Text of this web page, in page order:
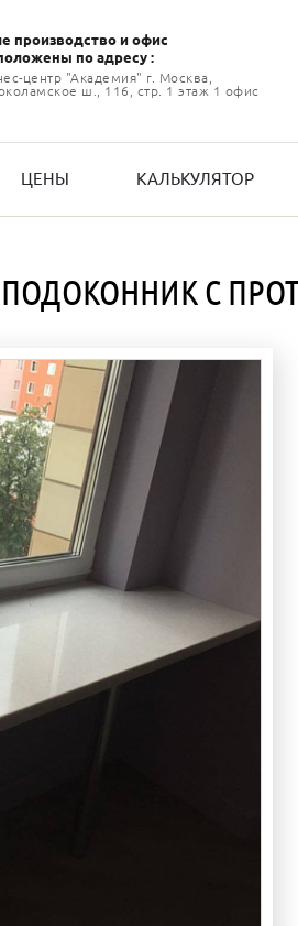
производство и офиc
по адресу :
центр "Академия" г. Москва,
ш., 116, стр. 1 этаж 1 офис
ЦЕНЫ КАЛЬКУЛЯТОР
С